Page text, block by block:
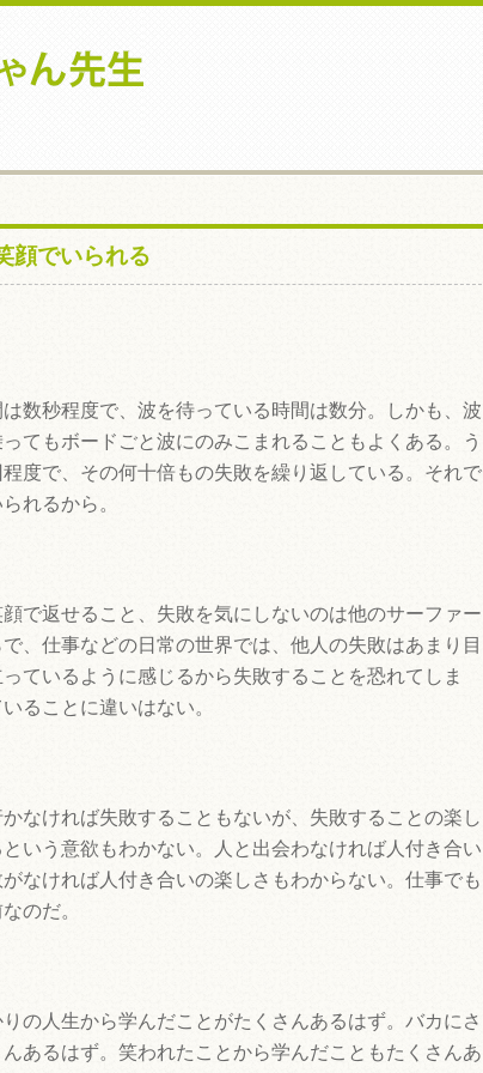
顔でいられる
数秒程度で、波を待っている時間は数分。しかも、波
てもボードごと波にのみこまれることもよくある。う
度で、その何十倍もの失敗を繰り返している。それで
れるから。
で返せること、失敗を気にしないのは他のサーファー
、仕事などの日常の世界では、他人の失敗はあまり目
ているように感じるから失敗することを恐れてしま
ることに違いはない。
なければ失敗することもないが、失敗することの楽し
いう意欲もわかない。人と出会わなければ人付き合い
なければ人付き合いの楽しさもわからない。仕事でも
のだ。
の人生から学んだことがたくさんあるはず。バカにさ
あるはず。笑われたことから学んだこともたくさんあ